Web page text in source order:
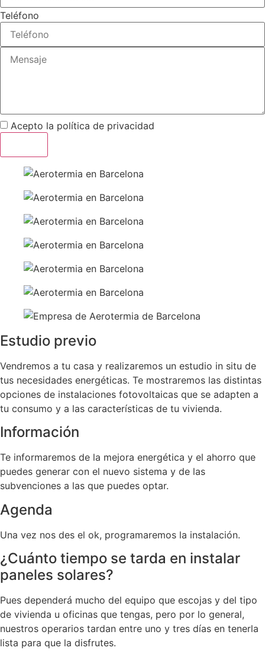
Teléfono
Acepto la política de privacidad
Estudio previo
Vendremos a tu casa y realizaremos un estudio in situ de
tus necesidades energéticas. Te mostraremos las distintas
opciones de instalaciones fotovoltaicas que se adapten a
tu consumo y a las características de tu vivienda.
Información
Te informaremos de la mejora energética y el ahorro que
puedes generar con el nuevo sistema y de las
subvenciones a las que puedes optar.
Agenda
Una vez nos des el ok, programaremos la instalación.
¿Cuánto tiempo se tarda en instalar
paneles solares?
Pues dependerá mucho del equipo que escojas y del tipo
de vivienda u oficinas que tengas, pero por lo general,
nuestros operarios tardan entre uno y tres días en tenerla
lista para que la disfrutes.